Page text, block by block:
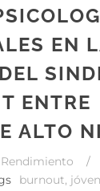
EN
ENTRE
ALTO
/
burnout,